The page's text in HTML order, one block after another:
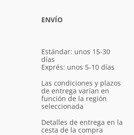
ENVÍO
Estándar: unos 15-30
días
Exprés: unos 5-10 días
Las condiciones y plazos
de entrega varían en
función de la región
seleccionada
Detalles de entrega en la
cesta de la compra